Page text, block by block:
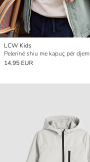
LCW Kids
Pelerinë shiu me kapuç për djem
14.95 EUR